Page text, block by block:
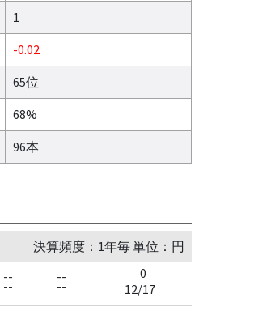
1
-0.02
65位
68%
96本
決算頻度：1年毎 単位：円
--
--
--
--
0
12/17